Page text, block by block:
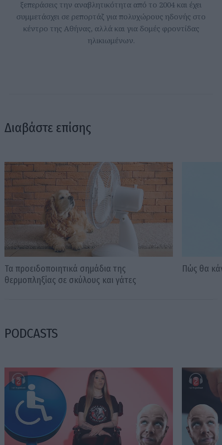
ξεπεράσεις την αναβλητικότητα από το 2004 και έχει
συμμετάσχει σε ρεπορτάζ για πολυχώρους ηδονής στο
κέντρο της Αθήνας, αλλά και για δομές φροντίδας
ηλικιωμένων.
Διαβάστε επίσης
Τα προειδοποιητικά σημάδια της
θερμοπληξίας σε σκύλους και γάτες
Πώς θα
PODCASTS